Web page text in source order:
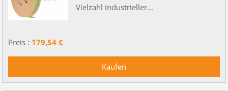
Vielzahl industrieller...
Preis : 179,54 €